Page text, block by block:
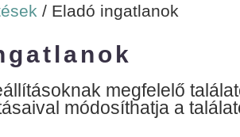
/ Eladó ingatlanok
megfelelő
módosíthatja a